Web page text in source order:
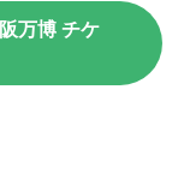
万博 チケ